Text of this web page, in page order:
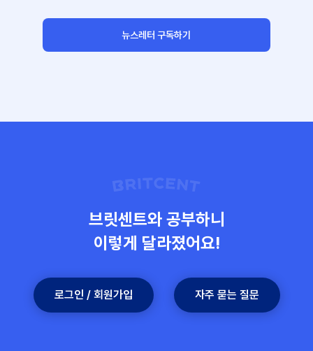
뉴스레터 구독하기
로그인 / 회원가입 자주 묻는 질문